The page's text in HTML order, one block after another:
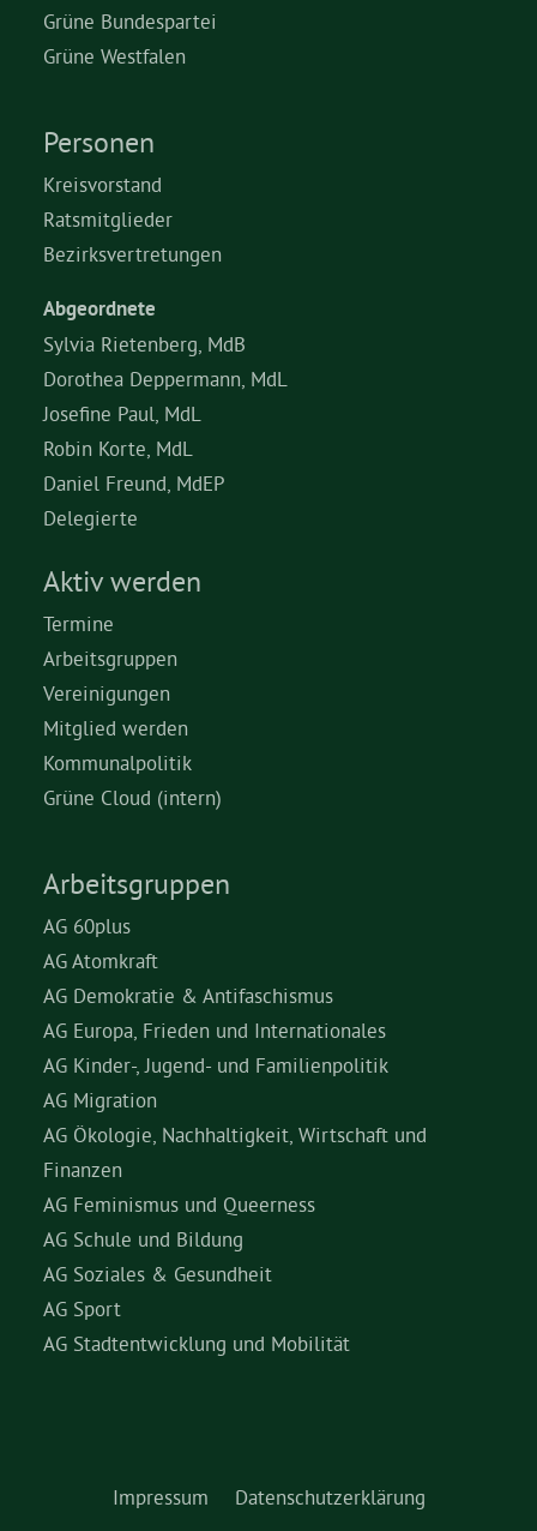
Grüne Bundespartei
Grüne Westfalen
Personen
Kreisvorstand
Ratsmitglieder
Bezirksvertretungen
Abgeordnete
Sylvia Rietenberg, MdB
Dorothea Deppermann, MdL
Josefine Paul, MdL
Robin Korte, MdL
Daniel Freund, MdEP
Delegierte
Aktiv werden
Termine
Arbeitsgruppen
Vereinigungen
Mitglied werden
Kommunalpolitik
Grüne Cloud (intern)
Arbeitsgruppen
AG 60plus
AG Atomkraft
AG Demokratie & Antifaschismus
AG Europa, Frieden und Internationales
AG Kinder-, Jugend- und Familienpolitik
AG Migration
AG Ökologie, Nachhaltigkeit, Wirtschaft und
Finanzen
AG Feminismus und Queerness
AG Schule und Bildung
AG Soziales & Gesundheit
AG Sport
AG Stadtentwicklung und Mobilität
Impressum Datenschutzerklärung